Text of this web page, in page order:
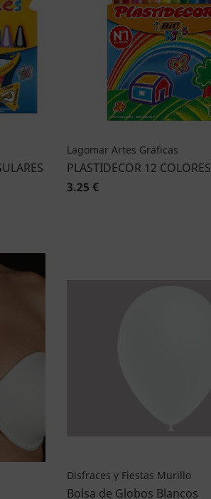
Lagomar Artes Gráficas
PLASTIDECOR 12 COLORES
3.25 €
Disfraces y Fiestas Murillo
Bolsa de Globos Blancos